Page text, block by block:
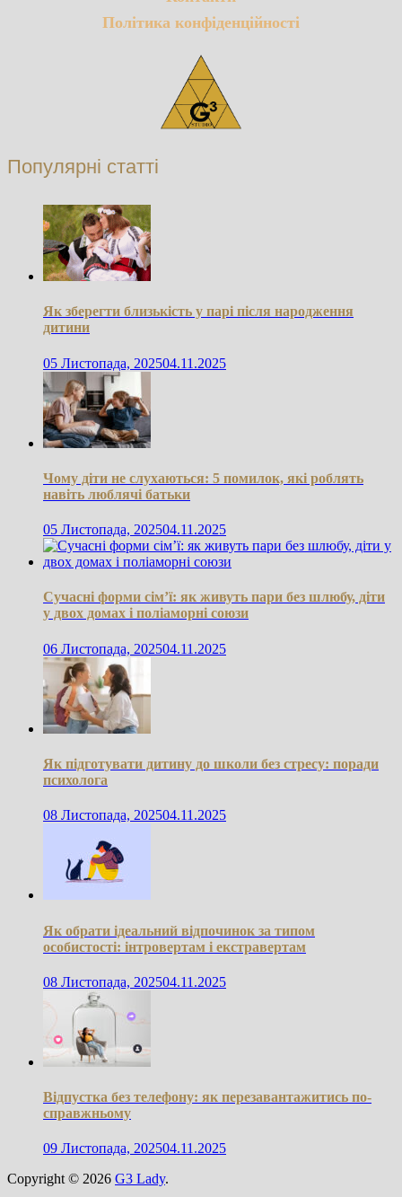
Політика конфіденційності
Популярні статті
Як зберегти близькість у парі після народження
дитини
05 Листопада, 202504.11.2025
Чому діти не слухаються: 5 помилок, які роблять
навіть люблячі батьки
05 Листопада, 202504.11.2025
Сучасні форми сім’ї: як живуть пари без шлюбу, діти
у двох домах і поліаморні союзи
06 Листопада, 202504.11.2025
Як підготувати дитину до школи без стресу: поради
психолога
08 Листопада, 202504.11.2025
Як обрати ідеальний відпочинок за типом
особистості: інтровертам і екстравертам
08 Листопада, 202504.11.2025
Відпустка без телефону: як перезавантажитись по-
справжньому
09 Листопада, 202504.11.2025
Copyright © 2026 G3 Lady.